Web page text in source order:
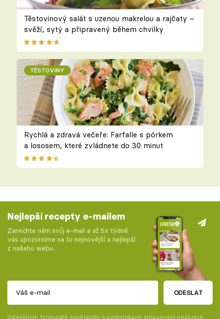
Těstovinový salát s uzenou makrelou a rajčaty –
svěží, sytý a připravený během chvilky
TĚSTOVINY
Rychlá a zdravá večeře: Farfalle s pórkem
a lososem, které zvládnete do 30 minut
Nejlepší recepty e-mailem
Zanechte nám svůj e-mail a až 5x týdně
vás upozorníme na to nejnovější a nejlepší
z našeho webu.
ODESLAT
Odesláním formuláře souhlasíte s podmínkami zpracování osobních